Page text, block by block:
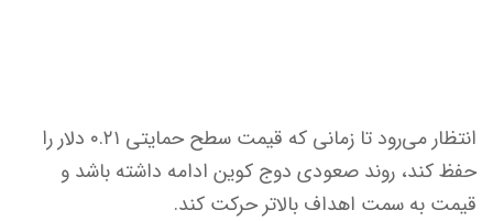
انتظار می‌رود تا زمانی که قیمت سطح حمایتی ۰.۲۱ دلار را
حفظ کند، روند صعودی دوج کوین ادامه داشته باشد و
قیمت به سمت اهداف بالاتر حرکت کند.